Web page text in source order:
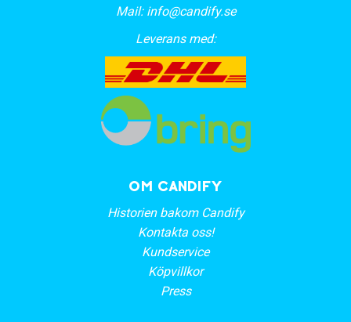
Mail: info@candify.se
Leverans med:
OM CANDIFY
Historien bakom Candify
Kontakta oss!
Kundservice
Köpvillkor
Press